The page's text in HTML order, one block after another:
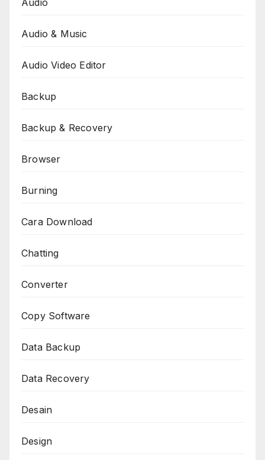
Audio & Music
Audio Video Editor
Backup
Backup & Recovery
Browser
Burning
Cara Download
Chatting
Converter
Copy Software
Data Backup
Data Recovery
Desain
Design